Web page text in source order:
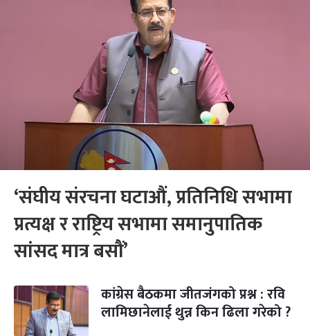
‘संघीय संरचना घटाऔं, प्रतिनिधि सभामा
प्रत्यक्ष र राष्ट्रिय सभामा समानुपातिक
सांसद मात्र बसौं’
कांग्रेस बैठकमा जीतजंगको प्रश्न : रवि
लामिछानेलाई थुन्न किन ढिला गरेको ?